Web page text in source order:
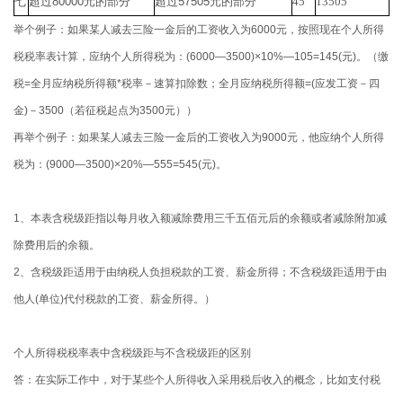
举个例子 ：如果某人 减去三险一金后的工资收入 为6000元，按照现在个人所得
税税率表计算，应纳个人所得税为： (6000—3500)×10%—105=145(元)。（缴
税=全月应纳税所得额*税率－速算扣除数；全月应纳税所得额=(应发工资－四
金) － 3500 （若征税起点为3500元））
再举个例子： 如果某人减去三险一金后的工资收入为9000元，他应纳个人所得
税为： (9000—3500)×20%—555=545(元)。
1、本表含税级距指以每月收入额减除费用三千五佰元后的余额或者减除附加减
除费用后的余额。
2、含税级距适用于由纳税人负担税款的工资、薪金所得；不含税级距适用于由
他人 (单位)代付税款的工资、薪金所得。）
个人所得税税率表中含税级距与不含税级距的区别
答：在实际工作中，对于某些个人所得收入采用税后收入的概念，比如支付税